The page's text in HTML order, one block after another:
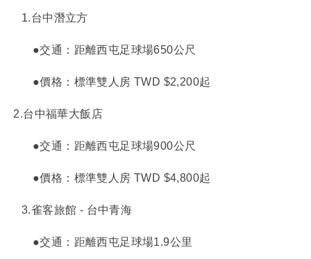
1.台中潛立方
●交通：距離西屯足球場650公尺
●價格：標準雙人房 TWD $2,200起
2.台中福華大飯店
●交通：距離西屯足球場900公尺
●價格：標準雙人房 TWD $4,800起
3.雀客旅館 - 台中青海
●交通：距離西屯足球場1.9公里